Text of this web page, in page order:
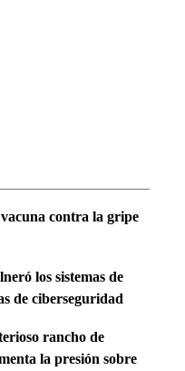
contra la gripe
los sistemas de
de ciberseguridad
rancho de
la presión sobre